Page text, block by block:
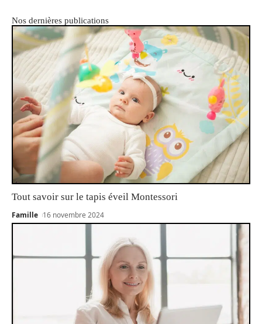
Nos dernières publications
Tout savoir sur le tapis éveil Montessori
Famille 16 novembre 2024